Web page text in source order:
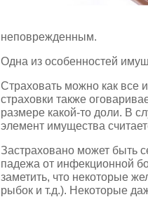
неповрежденным.
Одна из особенностей
Страховать можно как все
страховки также
размере какой-то доли. В
элемент имущества
Застраховано может быть
падежа от инфекционной
заметить, что некоторые
рыбок и т.д.). Некоторые